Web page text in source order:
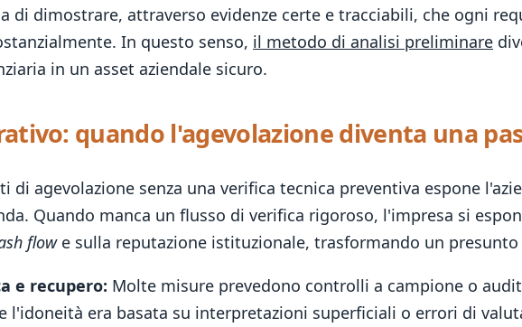
di dimostrare, attraverso evidenze certe e tracciabili, che ogni
In questo senso, il metodo di analisi preliminare
in un asset aziendale sicuro.
quando l'agevolazione diventa una
di agevolazione senza una verifica tecnica preventiva espone
Quando manca un flusso di verifica rigoroso, l'impresa si
flowe sulla reputazione istituzionale, trasformando un
e recupero: Molte misure prevedono controlli a campione o
l'idoneità era basata su interpretazioni superficiali o errori di